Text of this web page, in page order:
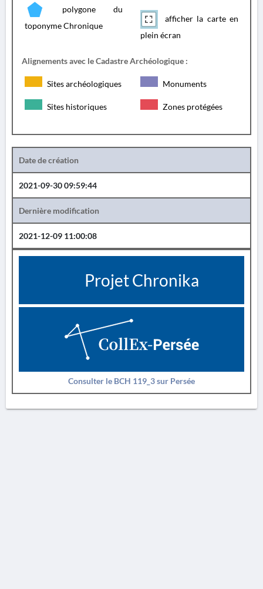
polygone du
toponyme Chronique
afficher la carte en
plein écran
Alignements avec le Cadastre Archéologique :
Sites archéologiques Monuments
Sites historiques Zones protégées
Date de création
2021-09-30 09:59:44
Dernière modification
2021-12-09 11:00:08
Projet Chronika
Consulter le BCH 119_3 sur Persée